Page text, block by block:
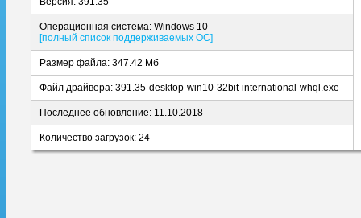
Операционная система: Windows 10
[полный список поддерживаемых ОС]
Размер файла: 347.42 Мб
Файл драйвера: 391.35-desktop-win10-32bit-international-whql.exe
Последнее обновление: 11.10.2018
Количество загрузок: 24